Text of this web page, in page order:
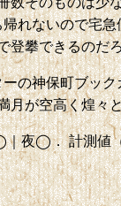
れないので宅
登攀できるのだ
の神保町ブッ
月が空高く煌々
夜◯． 計測値（